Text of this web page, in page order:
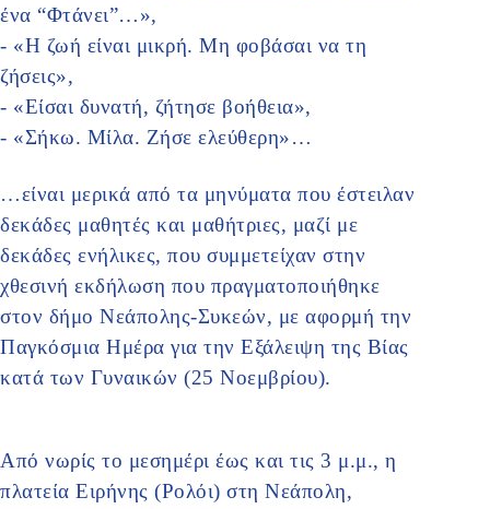
ένα “Φτάνει”…»,
- «Η ζωή είναι μικρή. Μη φοβάσαι να τη
ζήσεις»,
- «Είσαι δυνατή, ζήτησε βοήθεια»,
- «Σήκω. Μίλα. Ζήσε ελεύθερη»…
…είναι μερικά από τα μηνύματα που έστειλαν
δεκάδες μαθητές και μαθήτριες, μαζί με
δεκάδες ενήλικες, που συμμετείχαν στην
χθεσινή εκδήλωση που πραγματοποιήθηκε
στον δήμο Νεάπολης-Συκεών, με αφορμή την
Παγκόσμια Ημέρα για την Εξάλειψη της Βίας
κατά των Γυναικών (25 Νοεμβρίου).
Από νωρίς το μεσημέρι έως και τις 3 μ.μ., η
πλατεία Ειρήνης (Ρολόι) στη Νεάπολη,